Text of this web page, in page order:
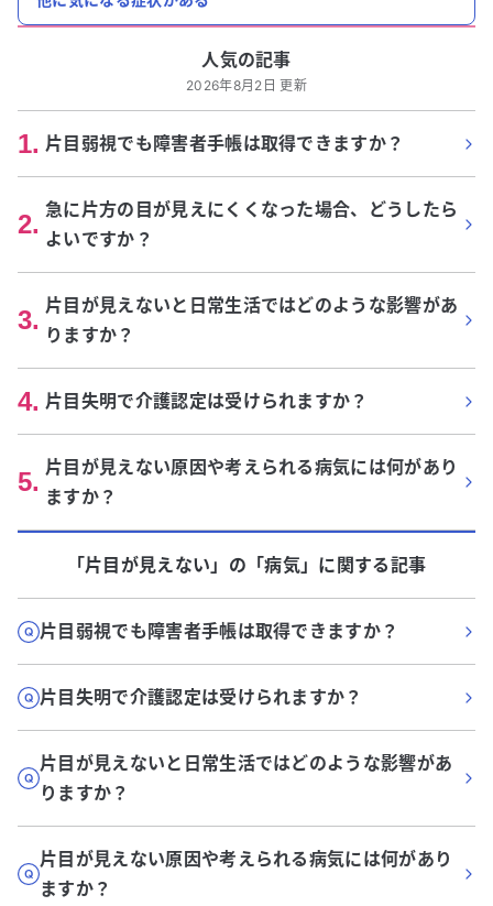
人気の記事
2026年8月2日 更新
1. 片目弱視でも障害者手帳は取得できますか？
2. 急に片方の目が見えにくくなった場合、どうしたら
よいですか？
3. 片目が見えないと日常生活ではどのような影響があ
りますか？
4. 片目失明で介護認定は受けられますか？
5. 片目が見えない原因や考えられる病気には何があり
ますか？
「片目が見えない」 の「病気」に関する記事
片目弱視でも障害者手帳は取得できますか？
片目失明で介護認定は受けられますか？
片目が見えないと日常生活ではどのような影響があ
りますか？
片目が見えない原因や考えられる病気には何があり
ますか？